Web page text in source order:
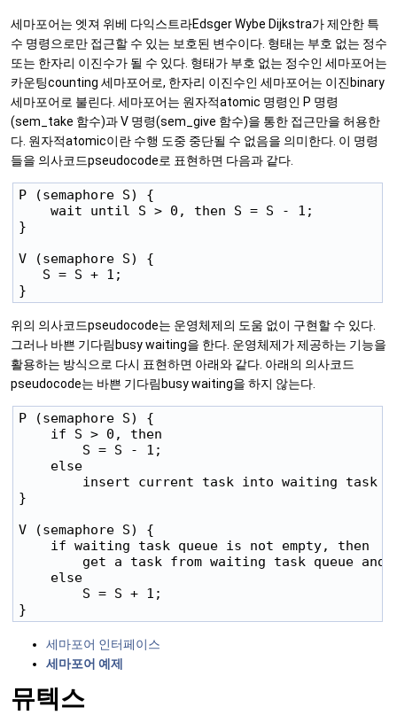
세마포어는 엣져 위베 다익스트라Edsger Wybe Dijkstra가 제안한 특
수 명령으로만 접근할 수 있는 보호된 변수이다. 형태는 부호 없는 정수
또는 한자리 이진수가 될 수 있다. 형태가 부호 없는 정수인 세마포어는
카운팅counting 세마포어로, 한자리 이진수인 세마포어는 이진binary
세마포어로 불린다. 세마포어는 원자적atomic 명령인 P 명령
(sem_take 함수)과 V 명령(sem_give 함수)을 통한 접근만을 허용한
다. 원자적atomic이란 수행 도중 중단될 수 없음을 의미한다. 이 명령
들을 의사코드pseudocode로 표현하면 다음과 같다.
P (semaphore S) {
    wait until S > 0, then S = S - 1;
}
V (semaphore S) {
   S = S + 1;
위의 의사코드pseudocode는 운영체제의 도움 없이 구현할 수 있다.
그러나 바쁜 기다림busy waiting을 한다. 운영체제가 제공하는 기능을
활용하는 방식으로 다시 표현하면 아래와 같다. 아래의 의사코드
pseudocode는 바쁜 기다림busy waiting을 하지 않는다.
P (semaphore S) {
    if S > 0, then
        S = S - 1;
    else
insert current task into waiting task
}
V (semaphore S) {
    if waiting task queue is not empty, then
get a task from waiting task queue and
    else
        S = S + 1;
세마포어 인터페이스
세마포어 예제
뮤텍스